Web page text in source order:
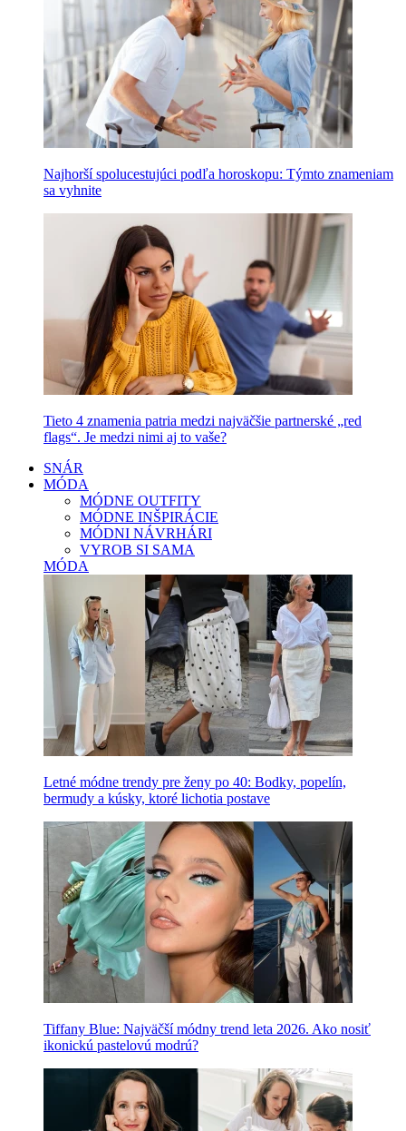
Najhorší spolucestujúci podľa horoskopu: Týmto znameniam
sa vyhnite
Tieto 4 znamenia patria medzi najväčšie partnerské „red
flags“. Je medzi nimi aj to vaše?
SNÁR
MÓDA
MÓDNE OUTFITY
MÓDNE INŠPIRÁCIE
MÓDNI NÁVRHÁRI
VYROB SI SAMA
MÓDA
Letné módne trendy pre ženy po 40: Bodky, popelín,
bermudy a kúsky, ktoré lichotia postave
Tiffany Blue: Najväčší módny trend leta 2026. Ako nosiť
ikonickú pastelovú modrú?